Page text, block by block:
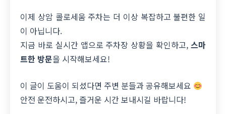
이제 상암 콜로세움 주차는 더 이상 복잡하고 불편한 일
이 아닙니다.
지금 바로 실시간 앱으로 주차장 상황을 확인하고, 스마
트한 방문을 시작해보세요!
이 글이 도움이 되셨다면 주변 분들과 공유해보세요
안전 운전하시고, 즐거운 시간 보내시길 바랍니다!